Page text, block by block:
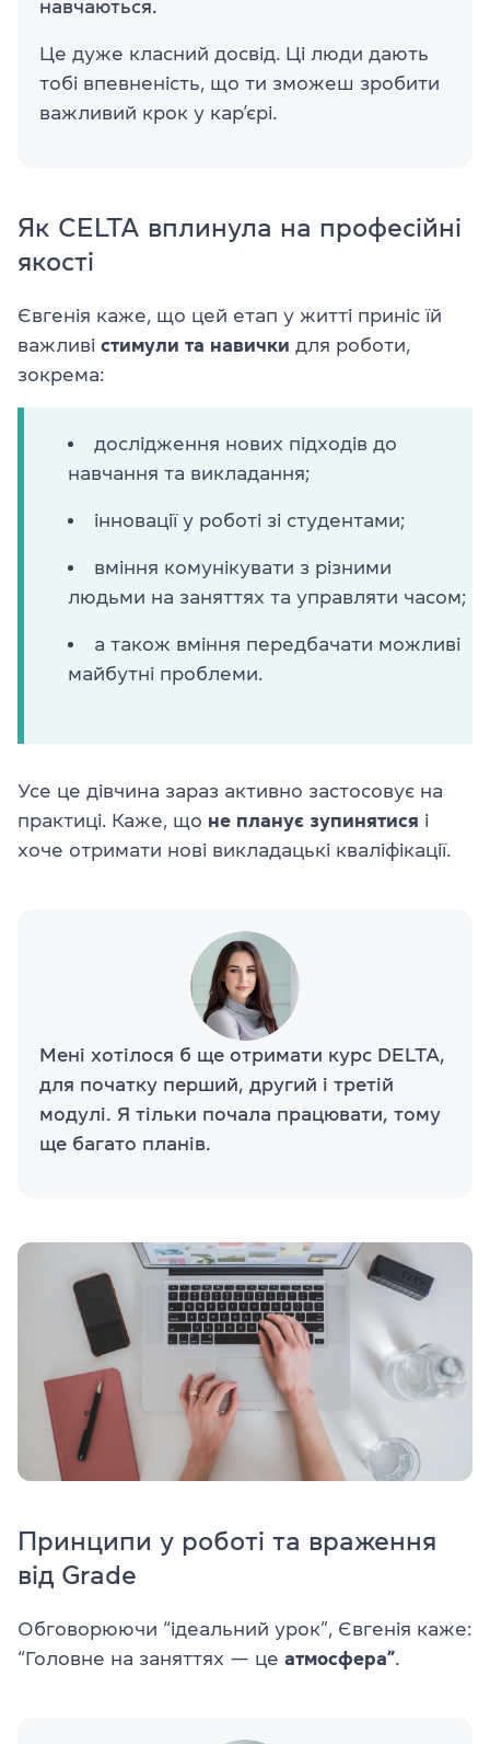
навчаються.
Це дуже класний досвід. Ці люди дають
тобі впевненість, що ти зможеш зробити
важливий крок у кар’єрі.
Як CELTA вплинула на професійні
якості
Євгенія каже, що цей етап у житті приніс їй
важливі стимули та навички для роботи,
зокрема:
дослідження нових підходів до
навчання та викладання;
інновації у роботі зі студентами;
вміння комунікувати з різними
людьми на заняттях та управляти часом;
а також вміння передбачати можливі
майбутні проблеми.
Усе це дівчина зараз активно застосовує на
практиці. Каже, що не планує зупинятися і
хоче отримати нові викладацькі кваліфікації.
Мені хотілося б ще отримати курс DELTA,
для початку перший, другий і третій
модулі. Я тільки почала працювати, тому
ще багато планів.
Принципи у роботі та враження
від Grade
Обговорюючи “ідеальний урок”, Євгенія каже:
“Головне на заняттях — це атмосфера”.